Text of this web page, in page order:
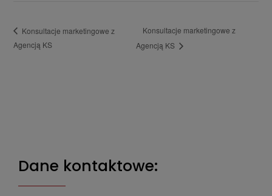
Konsultacje marketingowe z
Agencją KS
Konsultacje marketingowe z
Agencją KS
Dane kontaktowe: